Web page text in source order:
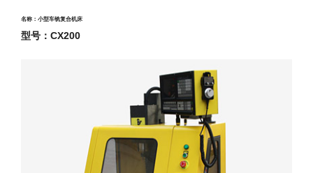
名称：小型车铣复合机床
型号：CX200